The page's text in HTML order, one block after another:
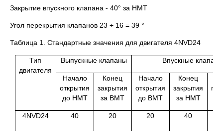
Закрытие впускного клапана - 40° за НМТ
Угол перекрытия клапанов 23 + 16 = 39 °
Таблица 1. Стандартные значения для двигателя 4NVD24
Тип
двигателя
Выпускные клапаны Впускные клапаны
Начало
открытия
до НМТ
Конец
закрытия
за ВМТ
Начало
открытия
до ВМТ
Конец
закрытия
за НМТ
4NVD24 40 20 20 40